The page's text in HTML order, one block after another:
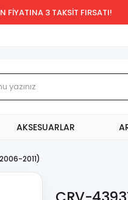
FİYATINA 3 TAKSİT FIRSATI!
AKSESUARLAR
2011)